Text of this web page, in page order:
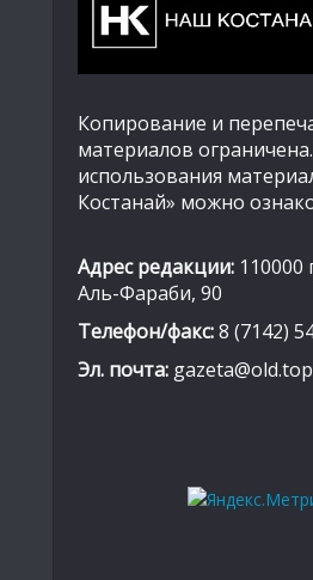
Копирование и
материалов
использования
Костанай» можно
Адрес редакции: 110000
Аль-Фараби, 90
Телефон/факс:8 (7142)
Эл. почта: